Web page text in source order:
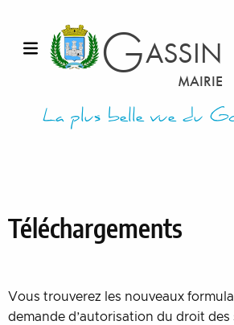
Ouvrir le menuGASSIN
MAIRIE
La plus belle vue du
Téléchargements
Vous trouverez les nouveaux
demande d’autorisation du droit